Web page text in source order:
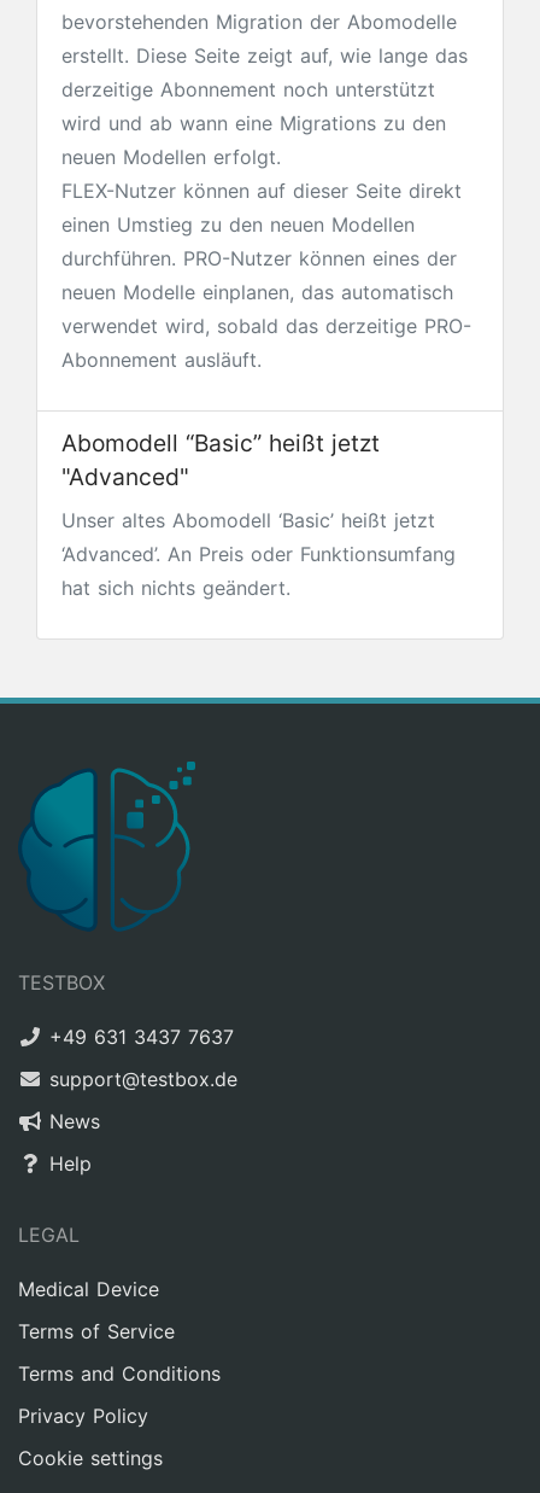
bevorstehenden Migration der Abomodelle
erstellt. Diese Seite zeigt auf, wie lange das
derzeitige Abonnement noch unterstützt
wird und ab wann eine Migrations zu den
neuen Modellen erfolgt.
FLEX-Nutzer können auf dieser Seite direkt
einen Umstieg zu den neuen Modellen
durchführen. PRO-Nutzer können eines der
neuen Modelle einplanen, das automatisch
verwendet wird, sobald das derzeitige PRO-
Abonnement ausläuft.
Abomodell “Basic” heißt jetzt
"Advanced"
Unser altes Abomodell ‘Basic’ heißt jetzt
‘Advanced’. An Preis oder Funktionsumfang
hat sich nichts geändert.
TESTBOX
+49 631 3437 7637
support@testbox.de
News
Help
LEGAL
Medical Device
Terms of Service
Terms and Conditions
Privacy Policy
Cookie settings